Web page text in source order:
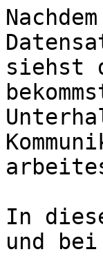
siehst
In
und